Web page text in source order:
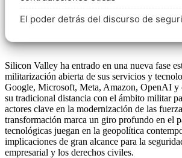
El poder detrás del discurso de
Silicon Valley ha entrado en una nueva fase
militarización abierta de sus servicios y
Google, Microsoft, Meta, Amazon, OpenAI y
su tradicional distancia con el ámbito militar
actores clave en la modernización de las
transformación marca un giro profundo en el
tecnológicas juegan en la geopolítica
implicaciones de gran alcance para la
empresarial y los derechos civiles.